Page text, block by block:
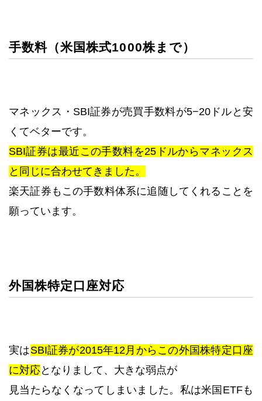
手数料（米国株式1000株まで）
マネックス・SBI証券が売買手数料が5−20ドルと安
くてベターです。
SBI証券は最近この手数料を25ドルからマネックス
と同じに合わせてきました。
楽天証券もこの手数料体系に追随してくれることを
願っています。
外国株特定口座対応
実はSBI証券が2015年12月からこの外国株特定口座
に対応となりまして、大きな弱点が
見当たらなくなってしまいました。私は米国ETFも